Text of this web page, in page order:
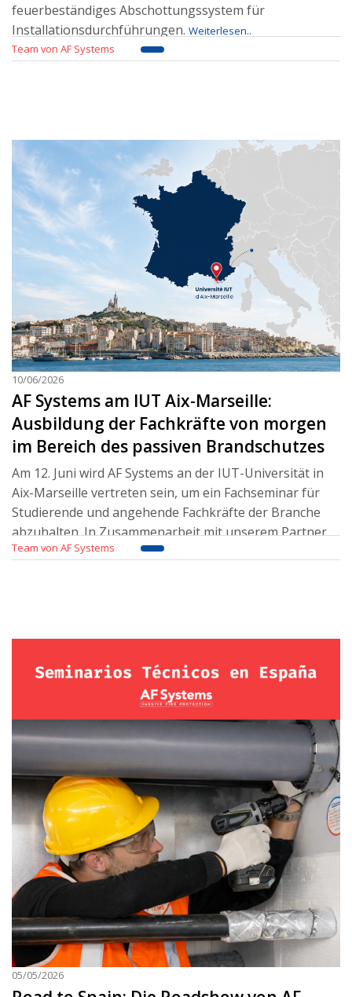
feuerbeständiges Abschottungssystem für
Installationsdurchführungen. Weiterlesen..
Team von AF Systems
10/06/2026
AF Systems am IUT Aix-Marseille:
Ausbildung der Fachkräfte von morgen
im Bereich des passiven Brandschutzes
Am 12. Juni wird AF Systems an der IUT-Universität in
Aix-Marseille vertreten sein, um ein Fachseminar für
Studierende und angehende Fachkräfte der Branche
abzuhalten. In Zusammenarbeit mit unserem Partner,
Herrn Gael Blanc vom Unternehmen Matherm FP, wer
Team von AF Systems
05/05/2026